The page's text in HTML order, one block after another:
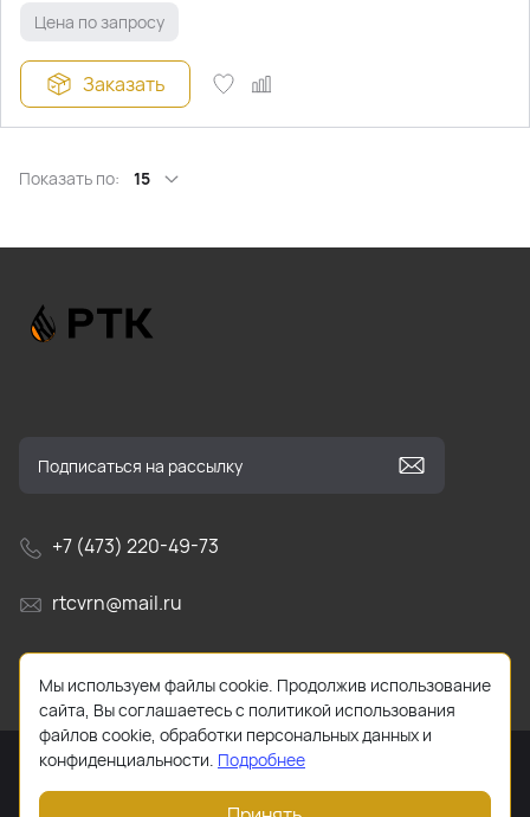
Цена по запросу
Заказать
Показать по: 15
+7 (473) 220-49-73
rtcvrn@mail.ru
г. Воронеж, Ленинский проспект, д. 156н, офис 18/1
Мы используем файлы cookie. Продолжив использование
сайта, Вы соглашаетесь с политикой использования
файлов cookie, обработки персональных данных и
конфиденциальности. Подробнее